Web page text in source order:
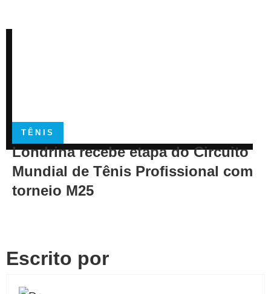
TÊNIS
Londrina recebe etapa do Circuito
Mundial de Tênis Profissional com
torneio M25
Escrito por